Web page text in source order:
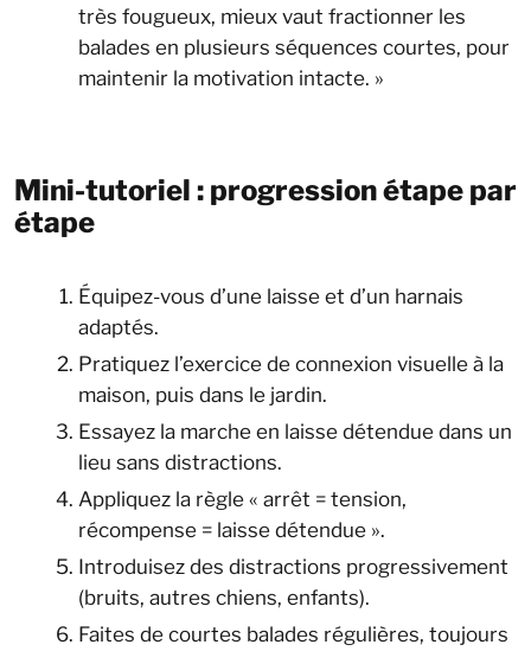
très fougueux, mieux vaut fractionner les
balades en plusieurs séquences courtes, pour
maintenir la motivation intacte. »
Mini-tutoriel : progression étape par
étape
Équipez-vous d’une laisse et d’un harnais
adaptés.
Pratiquez l’exercice de connexion visuelle à la
maison, puis dans le jardin.
Essayez la marche en laisse détendue dans un
lieu sans distractions.
Appliquez la règle « arrêt = tension,
récompense = laisse détendue ».
Introduisez des distractions progressivement
(bruits, autres chiens, enfants).
Faites de courtes balades régulières, toujours